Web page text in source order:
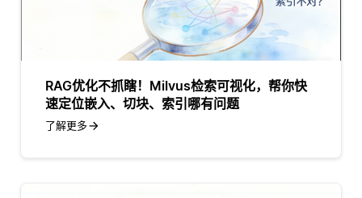
RAG优化不抓瞎！Milvus检索可视化，帮你快
速定位嵌入、切块、索引哪有问题
了解更多